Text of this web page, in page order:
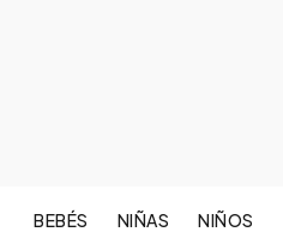
BEBÉS NIÑAS NIÑOS